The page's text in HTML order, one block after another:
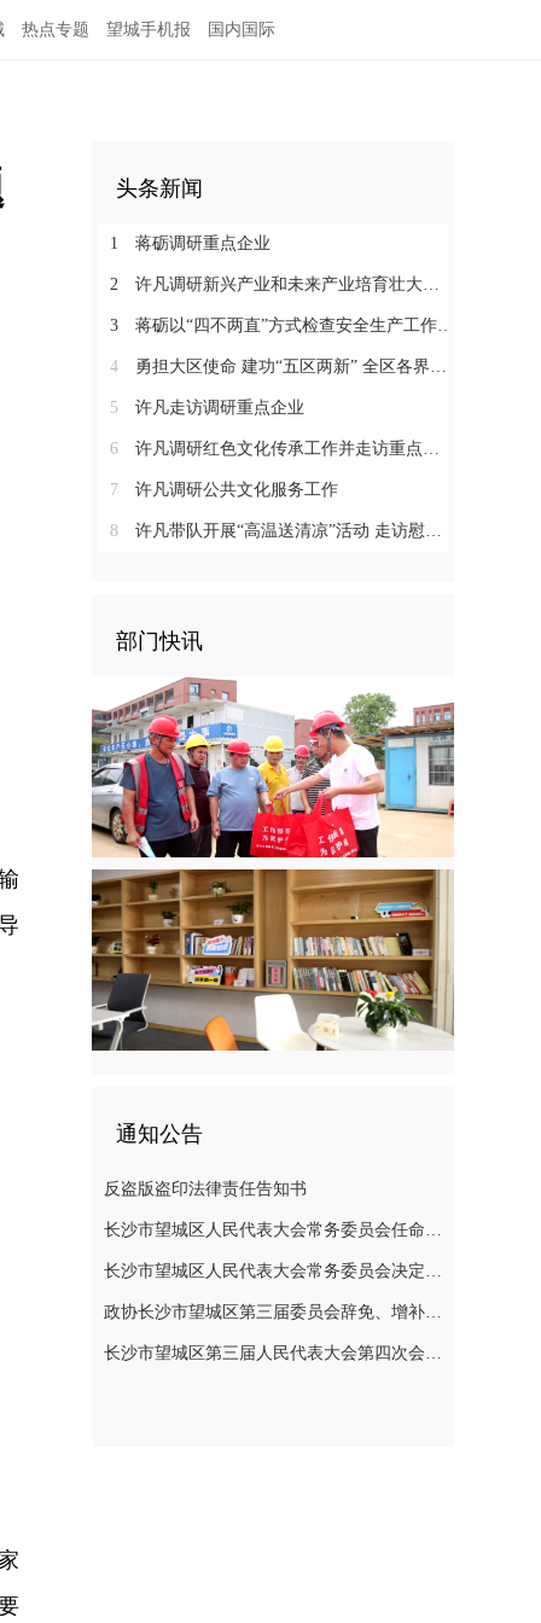
热点专题 望城手机报 国内国际
头条新闻
1 蒋砺调研重点企业
2 许凡调研新兴产业和未来产业培育壮大工作
3 蒋砺以“四不两直”方式检查安全生产工作并慰问一线劳动者
4 勇担大区使命 建功“五区两新” 全区各界学习贯彻区党代会精神（三）
5 许凡走访调研重点企业
6 许凡调研红色文化传承工作并走访重点企业
7 许凡调研公共文化服务工作
8 许凡带队开展“高温送清凉”活动 走访慰问一线劳动者
部门快讯
通知公告
反盗版盗印法律责任告知书
长沙市望城区人民代表大会常务委员会任命名单
长沙市望城区人民代表大会常务委员会决定任免名单
政协长沙市望城区第三届委员会辞免、增补政协委员的公告
长沙市望城区第三届人民代表大会第四次会议公告